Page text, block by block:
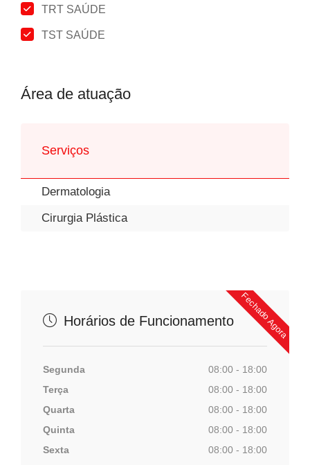
TRT SAÚDE
TST SAÚDE
Área de atuação
Serviços
Dermatologia
Cirurgia Plástica
Fechado Agora
Horários de Funcionamento
Segunda
08:00 - 18:00
Terça
08:00 - 18:00
Quarta
08:00 - 18:00
Quinta
08:00 - 18:00
Sexta
08:00 - 18:00